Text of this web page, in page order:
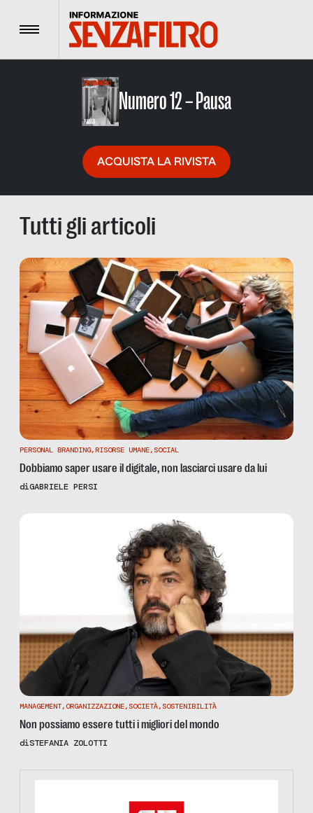
Menu
Numero 12 – Pausa
ACQUISTA LA RIVISTA
Tutti gli articoli
PERSONAL BRANDING,RISORSE UMANE, SOCIAL
Dobbiamo saper usare il digitale, non lasciarci usare da lui
diGABRIELE PERSI
MANAGEMENT,ORGANIZZAZIONE, SOCIETÀ, SOSTENIBILITÀ
Non possiamo essere tutti i migliori del mondo
diSTEFANIA ZOLOTTI